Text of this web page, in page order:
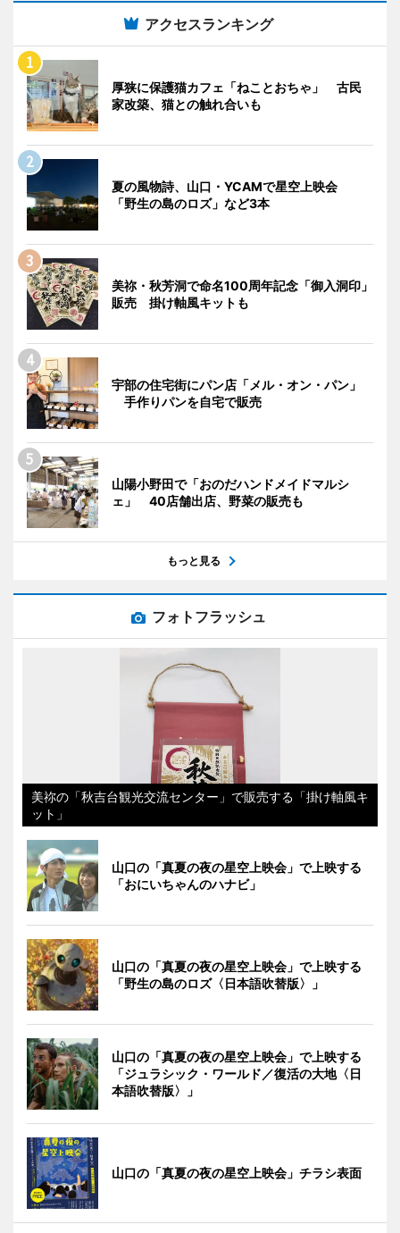
アクセスランキング
厚狭に保護猫カフェ「ねことおちゃ」 古民
家改築、猫との触れ合いも
夏の風物詩、山口・YCAMで星空上映会
「野生の島のロズ」など3本
美祢・秋芳洞で命名100周年記念「御入洞印」
販売 掛け軸風キットも
宇部の住宅街にパン店「メル・オン・パン」
手作りパンを自宅で販売
山陽小野田で「おのだハンドメイドマルシ
ェ」 40店舗出店、野菜の販売も
もっと見る
フォトフラッシュ
美祢の「秋吉台観光交流センター」で販売する「掛け軸風キ
ット」
山口の「真夏の夜の星空上映会」で上映する
「おにいちゃんのハナビ」
山口の「真夏の夜の星空上映会」で上映する
「野生の島のロズ〈日本語吹替版〉」
山口の「真夏の夜の星空上映会」で上映する
「ジュラシック・ワールド／復活の大地〈日
本語吹替版〉」
山口の「真夏の夜の星空上映会」チラシ表面